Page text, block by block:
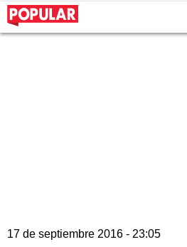
17 de septiembre 2016 - 23:05